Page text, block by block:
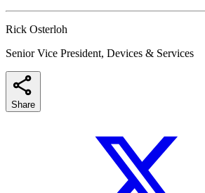
Rick Osterloh
Senior Vice President, Devices & Services
Share